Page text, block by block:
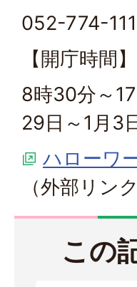
052-774-
【開庁時間】
8時30分～
29日～1月3
ハローワ
（外部リンク
この